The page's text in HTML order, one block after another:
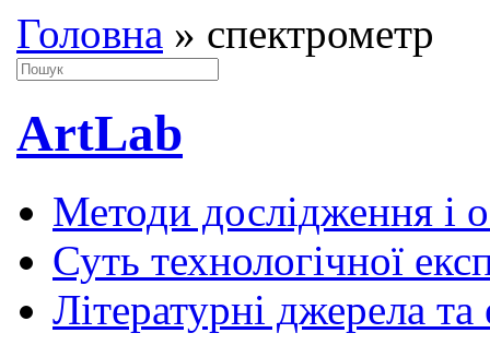
Головна » спектрометр
ArtLab
Методи дослідження і
Суть технологічної
Літературні джерела та